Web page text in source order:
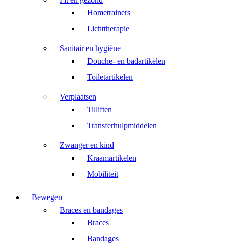
Hometrainers
Lichttherapie
Sanitair en hygiëne
Douche- en badartikelen
Toiletartikelen
Verplaatsen
Tilliften
Transferhulpmiddelen
Zwanger en kind
Kraamartikelen
Mobiliteit
Bewegen
Braces en bandages
Braces
Bandages